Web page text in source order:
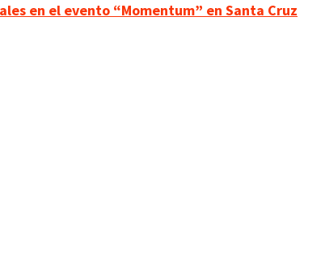
en el evento “Momentum” en Santa Cruz